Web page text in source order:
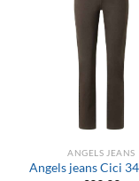
ANGELS JEANS
Angels jeans Cici